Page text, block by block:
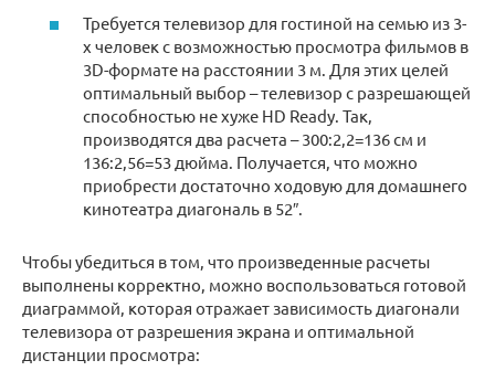
Требуется телевизор для гостиной на семью из 3-
х человек с возможностью просмотра фильмов в
3D-формате на расстоянии 3 м. Для этих целей
оптимальный выбор – телевизор с разрешающей
способностью не хуже HD Ready. Так,
производятся два расчета – 300:2,2=136 см и
136:2,56=53 дюйма. Получается, что можно
приобрести достаточно ходовую для домашнего
кинотеатра диагональ в 52″.
Чтобы убедиться в том, что произведенные расчеты
выполнены корректно, можно воспользоваться готовой
диаграммой, которая отражает зависимость диагонали
телевизора от разрешения экрана и оптимальной
дистанции просмотра: